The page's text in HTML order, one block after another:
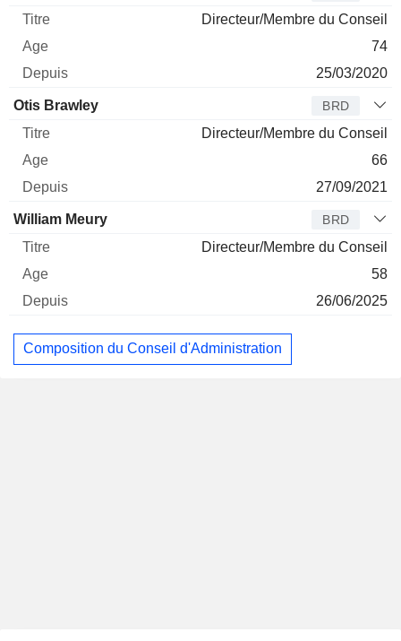
Directeur/Membre du Conseil
74
25/03/2020
Otis Brawley BRD
Directeur/Membre du Conseil
66
27/09/2021
William Meury BRD
Directeur/Membre du Conseil
58
26/06/2025
Composition du Conseil d'Administration